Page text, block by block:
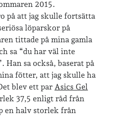
på Sörmlandsleden
2015.
på att jag skulle fortsätta
löparskor på
tittade på mina gamla
sa “du har väl inte
Han sa också, baserat på
fötter, att jag skulle ha
blev ett parAsics Gel
37,5 enligt råd från
en halv storlek från